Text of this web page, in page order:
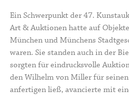
Ein Schwerpunkt der 47.
Art & Auktionen hatte auf
München und Münchens
waren. Sie standen auch in der
sorgten für eindrucksvolle
den Wilhelm von Miller für
anfertigen ließ, avancierte mit